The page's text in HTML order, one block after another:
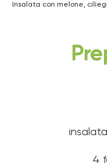
Insalata con melone,
4